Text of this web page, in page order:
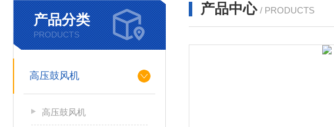
产品分类
PRODUCTS
高压鼓风机
高压鼓风机
产品中心 / PRODUCTS